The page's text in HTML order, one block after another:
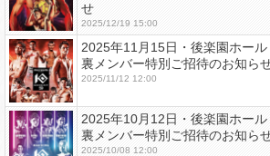
せ
2025/12/19 15:00
2025年11月15日・後楽園ホー
裏メンバー特別ご招待のお知ら
2025/11/12 12:00
2025年10月12日・後楽園ホー
裏メンバー特別ご招待のお知ら
2025/10/08 12:00